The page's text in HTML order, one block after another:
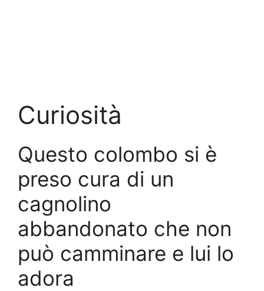
Curiosità
Questo colombo si è
preso cura di un
cagnolino
abbandonato che non
può camminare e lui lo
adora